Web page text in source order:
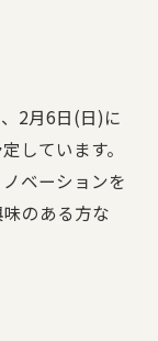
2月6日(日)に
しています。
ベーションを
のある方な